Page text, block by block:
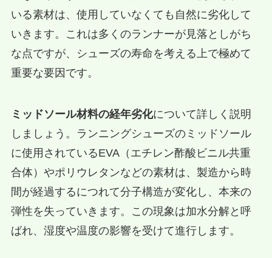
いる素材は、使用していなくても自然に劣化して
いきます。これは多くのランナーが見落としがち
な点ですが、シューズの寿命を考える上で極めて
重要な要因です。
ミッドソール材料の経年劣化について詳しく説明
しましょう。ランニングシューズのミッドソール
に使用されているEVA（エチレン酢酸ビニル共重
合体）やポリウレタンなどの素材は、製造から時
間が経過するにつれて分子構造が変化し、本来の
弾性を失っていきます。この現象は加水分解と呼
ばれ、湿度や温度の影響を受けて進行します。